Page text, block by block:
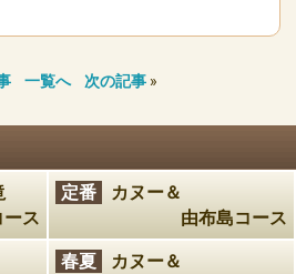
一覧へ 次の記事 »
ース
定番
カヌー＆
由布島コース
春夏
カヌー＆